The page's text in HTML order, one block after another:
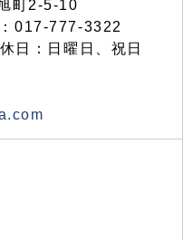
町2-5-10
017-777-3322
日：日曜日、祝日